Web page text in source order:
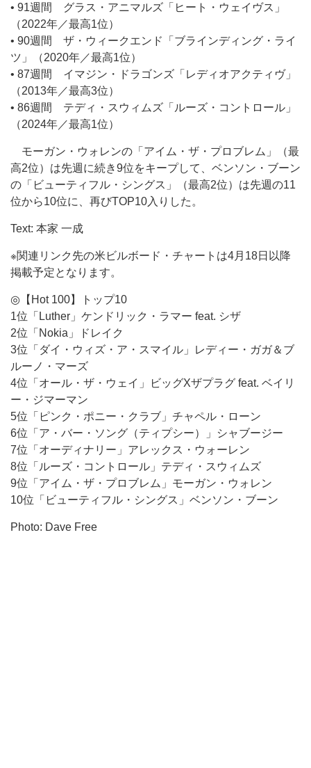
• 91週間 グラス・アニマルズ「ヒート・ウェイヴス」
（2022年／最高1位）
• 90週間 ザ・ウィークエンド「ブラインディング・ライ
ツ」（2020年／最高1位）
• 87週間 イマジン・ドラゴンズ「レディオアクティヴ」
（2013年／最高3位）
• 86週間 テディ・スウィムズ「ルーズ・コントロール」
（2024年／最高1位）
モーガン・ウォレンの「アイム・ザ・プロブレム」（最
高2位）は先週に続き9位をキープして、ベンソン・ブーン
の「ビューティフル・シングス」（最高2位）は先週の11
位から10位に、再びTOP10入りした。
Text: 本家 一成
※関連リンク先の米ビルボード・チャートは4月18日以降
掲載予定となります。
◎【Hot 100】トップ10
1位「Luther」ケンドリック・ラマー feat. シザ
2位「Nokia」ドレイク
3位「ダイ・ウィズ・ア・スマイル」レディー・ガガ＆ブ
ルーノ・マーズ
4位「オール・ザ・ウェイ」ビッグXザプラグ feat. ベイリ
ー・ジマーマン
5位「ピンク・ポニー・クラブ」チャペル・ローン
6位「ア・バー・ソング（ティプシー）」シャブージー
7位「オーディナリー」アレックス・ウォーレン
8位「ルーズ・コントロール」テディ・スウィムズ
9位「アイム・ザ・プロブレム」モーガン・ウォレン
10位「ビューティフル・シングス」ベンソン・ブーン
Photo: Dave Free